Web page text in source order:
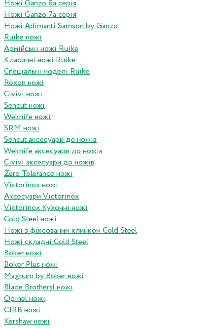
Ножі Ganzo 8а серія
Ножі Ganzo 7а серія
Ножі Adimanti Samson by Ganzo
Ruike ножі
Армійські ножі Ruike
Класичні ножі Ruike
Спеціальні моделі Ruike
Roxon ножi
Civivi ножі
Sencut ножі
Weknife ножі
SRM ножі
Sencut аксесуари до ножів
Weknife аксесуари до ножів
Civivi аксесуари до ножів
Zero Tolerance ножі
Victorinox ножі
Аксесуари Victorinox
Victorinox Кухонні ножі
Cold Steel ножі
Ножі з фіксованим клинком Cold Steel
Ножі складні Cold Steel
Boker ножі
Boker Plus ножі
Magnum by Boker ножі
Blade Brothersl ножі
Opinel ножі
CJRB ножі
Kershaw ножі